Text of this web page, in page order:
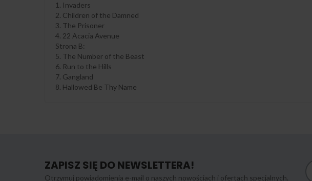
1. Invaders
2. Children of the Damned
3. The Prisoner
4. 22 Acacia Avenue
Strona B:
5. The Number of the Beast
6. Run to the Hills
7. Gangland
8. Hallowed Be Thy Name
ZAPISZ SIĘ DO NEWSLETTERA!
Otrzymuj powiadomienia e-mail o naszych nowościach i ofertach specjalnych.